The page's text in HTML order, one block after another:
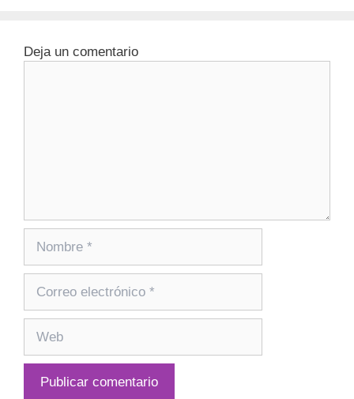
Deja un comentario